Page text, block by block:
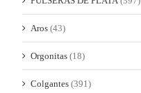
Aros (43)
Orgonitas (18)
Colgantes (391)